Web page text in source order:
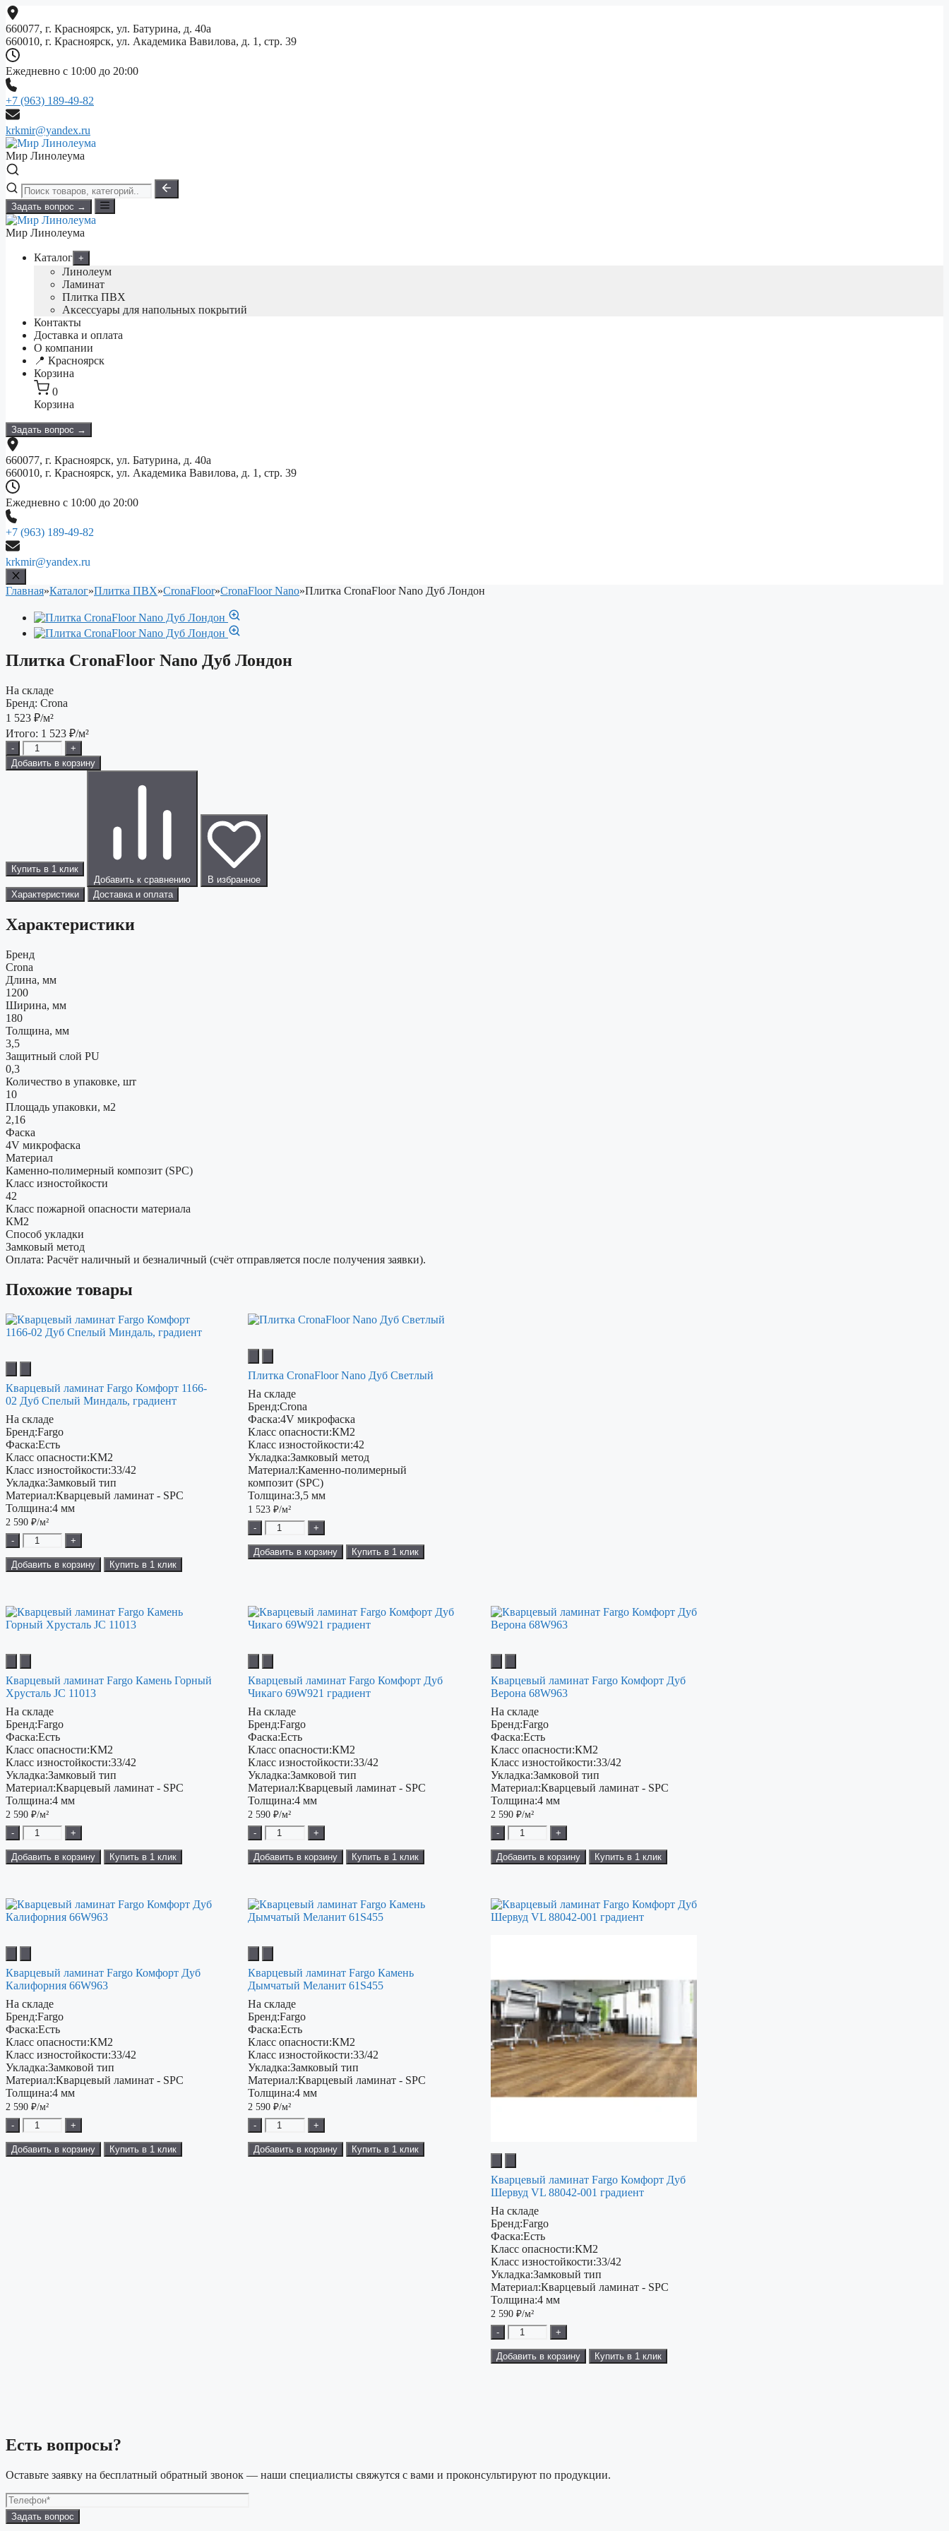
Перейти
к
содержимому
660077, г. Красноярск, ул. Батурина, д. 40а
660010, г. Красноярск, ул. Академика Вавилова, д. 1, стр. 39
Ежедневно с 10:00 до 20:00
+7 (963) 189-49-82
krkmir@yandex.ru
Мир Линолеума
Задать вопрос →
Мир Линолеума
Каталог +
Линолеум
Ламинат
Плитка ПВХ
Аксессуары для напольных покрытий
Контакты
Доставка и оплата
О компании
📍 Красноярск
Корзина
0
Корзина
Задать вопрос →
660077, г. Красноярск, ул. Батурина, д. 40а
660010, г. Красноярск, ул. Академика Вавилова, д. 1, стр. 39
Ежедневно с 10:00 до 20:00
+7 (963) 189-49-82
krkmir@yandex.ru
Главная»Каталог»Плитка ПВХ»CronaFloor»CronaFloor Nano»Плитка CronaFloor Nano Дуб Лондон
Плитка CronaFloor Nano Дуб Лондон
На складе
Бренд: Crona
1 523 ₽/м²
Итого: 1 523 ₽/м²
-
+
Добавить в корзину
Купить в 1 клик
Добавить к сравнению
В избранное
Характеристики
Доставка и оплата
Характеристики
Бренд
Crona
Длина, мм
1200
Ширина, мм
180
Толщина, мм
3,5
Защитный слой PU
0,3
Количество в упаковке, шт
10
Площадь упаковки, м2
2,16
Фаска
4V микрофаска
Материал
Каменно-полимерный композит (SPC)
Класс изностойкости
42
Класс пожарной опасности материала
КМ2
Способ укладки
Замковый метод
Оплата: Расчёт наличный и безналичный (счёт отправляется после получения заявки).
Похожие товары
Кварцевый ламинат Fargo Комфорт 1166-
02 Дуб Спелый Миндаль, градиент
На складе
Бренд:Fargo
Фаска:Есть
Класс опасности:КМ2
Класс изностойкости:33/42
Укладка:Замковый тип
Материал:Кварцевый ламинат - SPC
Толщина:4 мм
2 590 ₽/м²
-
+
Добавить в корзину Купить в 1 клик
Плитка CronaFloor Nano Дуб Светлый
На складе
Бренд:Crona
Фаска:4V микрофаска
Класс опасности:КМ2
Класс изностойкости:42
Укладка:Замковый метод
Материал:Каменно-полимерный
композит (SPC)
Толщина:3,5 мм
1 523₽/м²
-
+
Добавить в корзину Купить в 1 клик
Кварцевый ламинат Fargo Камень Горный
Хрусталь JC 11013
На складе
Бренд:Fargo
Фаска:Есть
Класс опасности:КМ2
Класс изностойкости:33/42
Укладка:Замковый тип
Материал:Кварцевый ламинат - SPC
Толщина:4 мм
2 590 ₽/м²
-
+
Добавить в корзину Купить в 1 клик
Кварцевый ламинат Fargo Комфорт Дуб
Чикаго 69W921 градиент
На складе
Бренд:Fargo
Фаска:Есть
Класс опасности:КМ2
Класс изностойкости:33/42
Укладка:Замковой тип
Материал:Кварцевый ламинат - SPC
Толщина:4 мм
2 590₽/м²
-
+
Добавить в корзину Купить в 1 клик
Кварцевый ламинат Fargo Комфорт Дуб
Верона 68W963
На складе
Бренд:Fargo
Фаска:Есть
Класс опасности:КМ2
Класс изностойкости:33/42
Укладка:Замковой тип
Материал:Кварцевый ламинат - SPC
Толщина:4 мм
2 590 ₽/м²
-
+
Добавить в корзину Купить в 1 клик
Кварцевый ламинат Fargo Комфорт Дуб
Калифорния 66W963
На складе
Бренд:Fargo
Фаска:Есть
Класс опасности:КМ2
Класс изностойкости:33/42
Укладка:Замковой тип
Материал:Кварцевый ламинат - SPC
Толщина:4 мм
2 590 ₽/м²
-
+
Добавить в корзину Купить в 1 клик
Кварцевый ламинат Fargo Камень
Дымчатый Меланит 61S455
На складе
Бренд:Fargo
Фаска:Есть
Класс опасности:КМ2
Класс изностойкости:33/42
Укладка:Замковый тип
Материал:Кварцевый ламинат - SPC
Толщина:4 мм
2 590₽/м²
-
+
Добавить в корзину Купить в 1 клик
Кварцевый ламинат Fargo Комфорт Дуб
Шервуд VL 88042-001 градиент
На складе
Бренд:Fargo
Фаска:Есть
Класс опасности:КМ2
Класс изностойкости:33/42
Укладка:Замковый тип
Материал:Кварцевый ламинат - SPC
Толщина:4 мм
2 590 ₽/м²
-
+
Добавить в корзину Купить в 1 клик
Есть вопросы?
Оставьте заявку на бесплатный обратный звонок — наши специалисты свяжутся с вами и проконсультируют по продукции.
Оставьте
это